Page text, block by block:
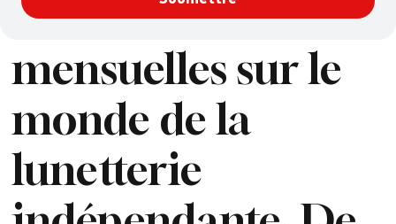
hebdomadaires et
mensuelles sur le
monde de la
lunetterie